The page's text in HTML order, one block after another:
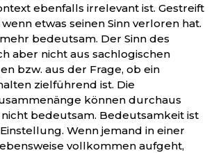
ebenfalls irrelevant ist. Gestreift
etwas seinen Sinn verloren hat.
bedeutsam. Der Sinn des
aber nicht aus sachlogischen
bzw. aus der Frage, ob ein
zielführend ist. Die
können durchaus
bedeutsam. Bedeutsamkeit ist
Wenn jemand in einer
vollkommen aufgeht,